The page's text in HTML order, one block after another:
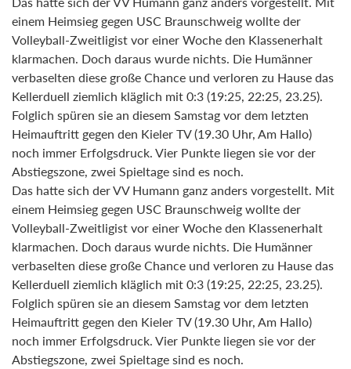
einem Heimsieg gegen USC Braunschweig wollte der
Volleyball-Zweitligist vor einer Woche den Klassenerhalt
klarmachen. Doch daraus wurde nichts. Die Humänner
verbaselten diese große Chance und verloren zu Hause das
Kellerduell ziemlich kläglich mit 0:3 (19:25, 22:25, 23.25).
Folglich spüren sie an diesem Samstag vor dem letzten
Heimauftritt gegen den Kieler TV (19.30 Uhr, Am Hallo)
noch immer Erfolgsdruck. Vier Punkte liegen sie vor der
Abstiegszone, zwei Spieltage sind es noch.
Das hatte sich der VV Humann ganz anders vorgestellt. Mit
einem Heimsieg gegen USC Braunschweig wollte der
Volleyball-Zweitligist vor einer Woche den Klassenerhalt
klarmachen. Doch daraus wurde nichts. Die Humänner
verbaselten diese große Chance und verloren zu Hause das
Kellerduell ziemlich kläglich mit 0:3 (19:25, 22:25, 23.25).
Folglich spüren sie an diesem Samstag vor dem letzten
Heimauftritt gegen den Kieler TV (19.30 Uhr, Am Hallo)
noch immer Erfolgsdruck. Vier Punkte liegen sie vor der
Abstiegszone, zwei Spieltage sind es noch.